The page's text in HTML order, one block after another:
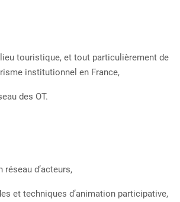
touristique, et tout particulièrement de
institutionnel en France,
des OT.
réseau d’acteurs,
et techniques d’animation participative,